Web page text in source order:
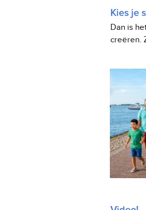
Kies je
Dan is
creëren.